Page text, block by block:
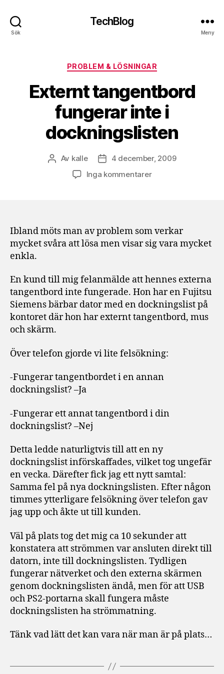
Sök
TechBlog
Meny
Kategorier
PROBLEM & LÖSNINGAR
Externt tangentbord
fungerar inte i
dockningslisten
Inläggsförfattare
Av kalle Inläggsdatum
4 december, 2009
Inga kommentarertill
i
dockningslisten
Ibland möts man av problem som verkar
mycket svåra att lösa men visar sig vara mycket
enkla.
En kund till mig felanmälde att hennes externa
tangentbord inte fungerade. Hon har en Fujitsu
Siemens bärbar dator med en dockningslist på
kontoret där hon har externt tangentbord, mus
och skärm.
Över telefon gjorde vi lite felsökning:
-Fungerar tangentbordet i en annan
dockningslist? –Ja
-Fungerar ett annat tangentbord i din
dockningslist? –Nej
Detta ledde naturligtvis till att en ny
dockningslist införskaffades, vilket tog ungefär
en vecka. Därefter fick jag ett nytt samtal:
Samma fel på nya dockningslisten. Efter någon
timmes ytterligare felsökning över telefon gav
jag upp och åkte ut till kunden.
Väl på plats tog det mig ca 10 sekunder att
konstatera att strömmen var ansluten direkt till
datorn, inte till dockningslisten. Tydligen
fungerar nätverket och den externa skärmen
genom dockningslisten ändå, men för att USB
och PS2-portarna skall fungera måste
dockningslisten ha strömmatning.
Tänk vad lätt det kan vara när man är på plats…